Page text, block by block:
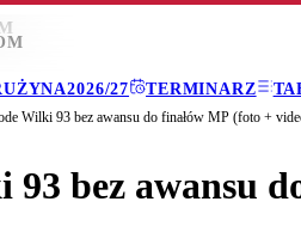
2026/27 TERMINARZ
Wilki 93 bez awansu do finałów MP (foto +
93 bez awansu